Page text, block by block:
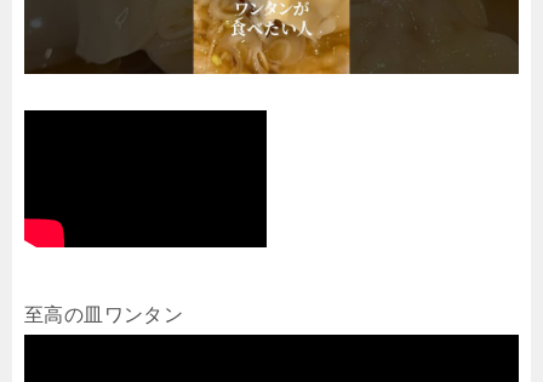
至高の皿ワンタン